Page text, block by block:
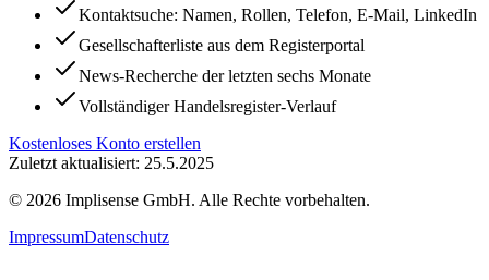
Kontaktsuche: Namen, Rollen, Telefon, E-Mail, LinkedIn
Gesellschafterliste aus dem Registerportal
News-Recherche der letzten sechs Monate
Vollständiger Handelsregister-Verlauf
Kostenloses Konto erstellen
Zuletzt aktualisiert: 25.5.2025
© 2026 Implisense GmbH. Alle Rechte vorbehalten.
ImpressumDatenschutz